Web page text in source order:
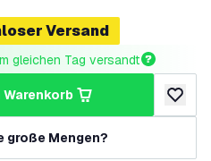
Versand
gleichen Tag versandt
Warenkorb
zur
große Mengen?